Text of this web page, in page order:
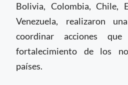
Bolivia, Colombia, Chile,
Venezuela, realizaron
coordinar acciones que
fortalecimiento de los
países.